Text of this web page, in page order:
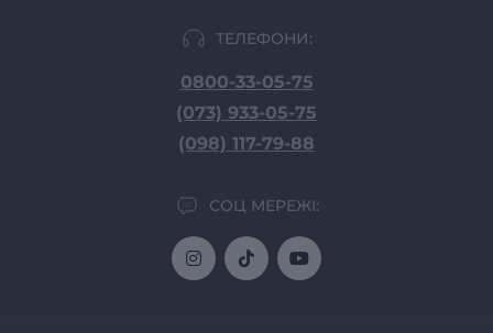
ТЕЛЕФОНИ:
0800-33-05-75
(073) 933-05-75
(098) 117-79-88
СОЦ МЕРЕЖІ: